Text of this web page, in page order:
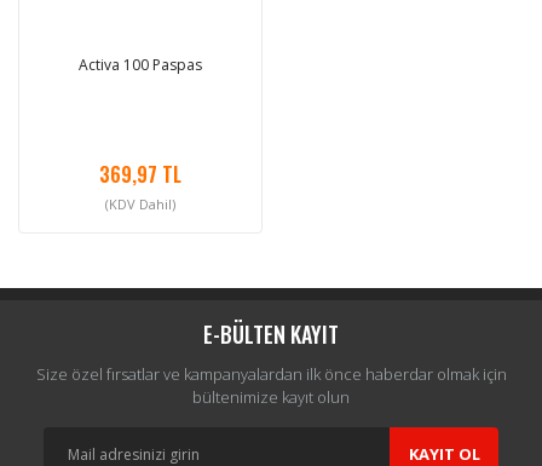
Activa 100 Paspas
369,97 TL
(KDV Dahil)
E-BÜLTEN KAYIT
Size özel fırsatlar ve kampanyalardan ilk önce haberdar olmak için
bültenimize kayıt olun
KAYIT OL